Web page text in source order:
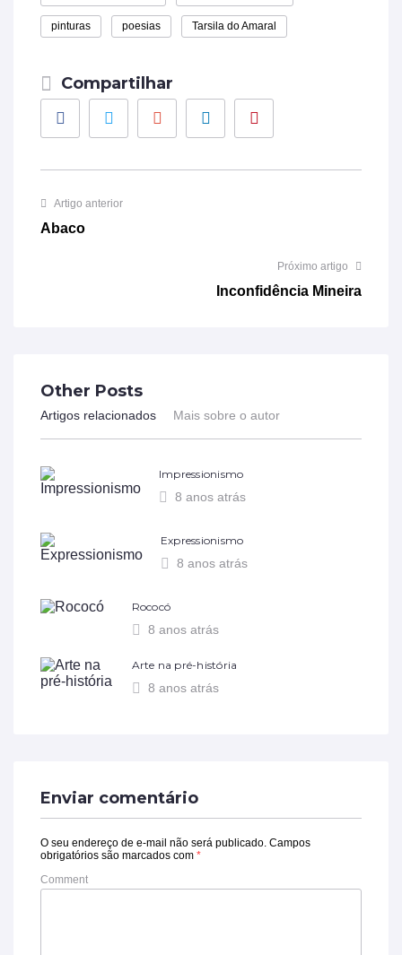
pinturas poesias Tarsila do Amaral
Compartilhar
FacebookTwitter Google+ LinkedIn
Artigo anterior
Abaco
Próximo artigo
Inconfidência Mineira
Other Posts
Artigos relacionados Mais sobre o autor
Impressionismo
8 anos atrás
Expressionismo
8 anos atrás
Rococó
8 anos atrás
Arte na pré-história
8 anos atrás
Enviar comentário
O seu endereço de e-mail não será publicado. Campos
obrigatórios são marcados com *
Comment